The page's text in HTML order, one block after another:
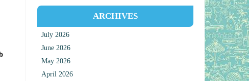
ARCHIVES
July 2026
June 2026
May 2026
April 2026